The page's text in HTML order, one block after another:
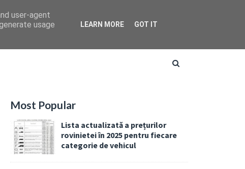
Most Popular
Lista actualizată a prețurilor
rovinietei în 2025 pentru fiecare
categorie de vehicul
user-agent
usage
LEARN MORE GOT IT